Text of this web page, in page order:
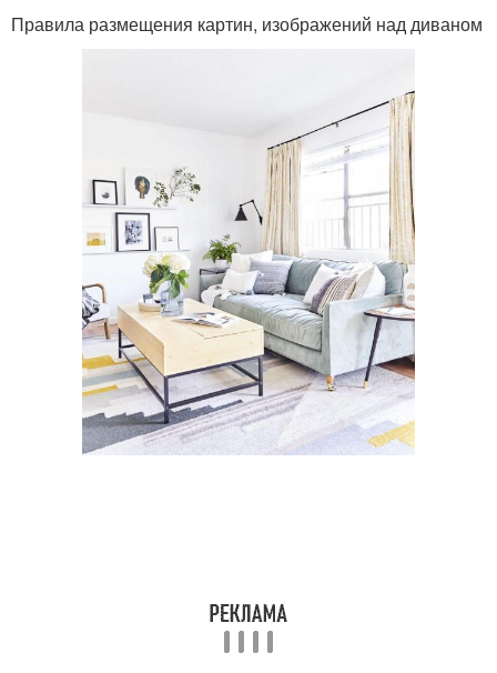
Правила размещения картин, изображений над диваном